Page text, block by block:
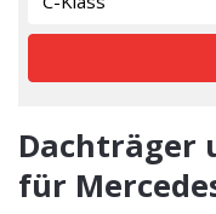
Dachträger
für